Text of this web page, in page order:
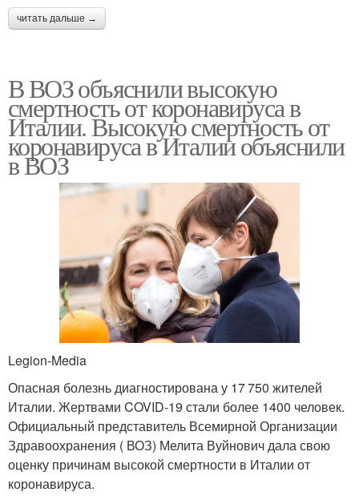
читать дальше →
В ВОЗ объяснили высокую
смертность от коронавируса в
Италии. Высокую смертность от
коронавируса в Италии объяснили
в ВОЗ
Legion-Media
Опасная болезнь диагностирована у 17 750 жителей
Италии. Жертвами COVID-19 стали более 1400 человек.
Официальный представитель Всемирной Организации
Здравоохранения ( ВОЗ) Мелита Вуйнович дала свою
оценку причинам высокой смертности в Италии от
коронавируса.